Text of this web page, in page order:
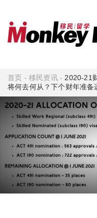
首页 -移民资讯- 2020-21
将何去何从？下个财年准备